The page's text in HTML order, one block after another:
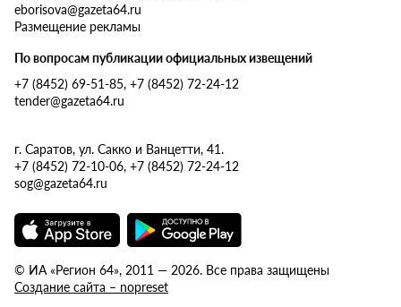
eborisova@gazeta64.ru
Размещение рекламы
По вопросам публикации официальных извещений
+7 (8452) 69-51-85, +7 (8452) 72-24-12
tender@gazeta64.ru
г. Саратов, ул. Сакко и Ванцетти, 41.
+7 (8452) 72-10-06, +7 (8452) 72-24-12
sog@gazeta64.ru
© ИА «Регион 64», 2011 — 2026. Все права защищены
Создание сайта – nopreset